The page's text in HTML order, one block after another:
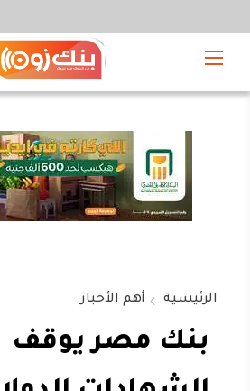
الرئيسية أهم الأخبار
بنك مصر يوقف